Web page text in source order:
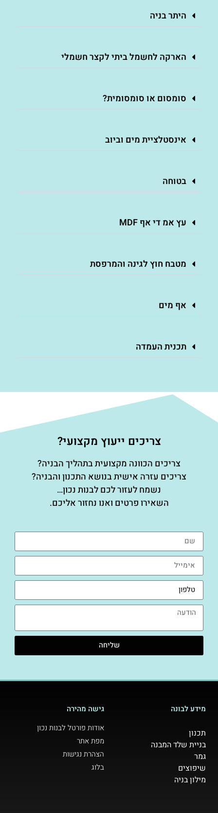
היתר בניה
הארקה לחשמל ביתי לקצר חשמלי
סומסום או סומסומית?
אינסטלציית מים וביוב
בטוחה
עץ אמ די אף MDF
מטבח חוץ לגינה והמרפסת
אף מים
תכנית העמדה
צריכים ייעוץ מקצועי?
צריכים הכוונה מקצועית בתהליך הבניה?
צריכים עזרה אישית בנושא התכנון והבניה?
נשמח לעזור לכם לבנות נכון…
השאירו פרטים ואנו נחזור אליכם.
שליחה
מידע לבונה
תכנון
בניית שלד המבנה
גמר
שיפוצים
מילון בניה
גישה מהירה
אודות פורטל לבנות נכון
מפת אתר
הצהרת נגישות
בלוג